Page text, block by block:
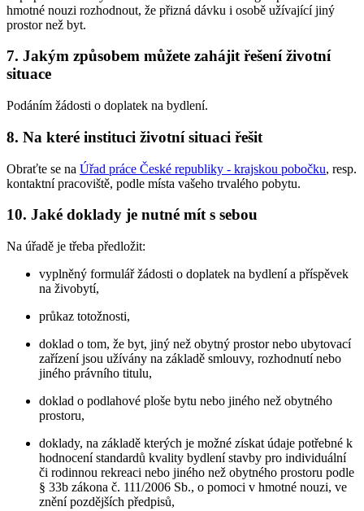
hmotné nouzi rozhodnout, že přizná dávku i osobě užívající jiný
prostor než byt.
7. Jakým způsobem můžete zahájit řešení životní
situace
Podáním žádosti o doplatek na bydlení.
8. Na které instituci životní situaci řešit
Obraťte se na Úřad práce České republiky - krajskou pobočku, resp.
kontaktní pracoviště, podle místa vašeho trvalého pobytu.
10. Jaké doklady je nutné mít s sebou
Na úřadě je třeba předložit:
vyplněný formulář žádosti o doplatek na bydlení a příspěvek
na živobytí,
průkaz totožnosti,
doklad o tom, že byt, jiný než obytný prostor nebo ubytovací
zařízení jsou užívány na základě smlouvy, rozhodnutí nebo
jiného právního titulu,
doklad o podlahové ploše bytu nebo jiného než obytného
prostoru,
doklady, na základě kterých je možné získat údaje potřebné k
hodnocení standardů kvality bydlení stavby pro individuální
či rodinnou rekreaci nebo jiného než obytného prostoru podle
§ 33b zákona č. 111/2006 Sb., o pomoci v hmotné nouzi, ve
znění pozdějších předpisů,